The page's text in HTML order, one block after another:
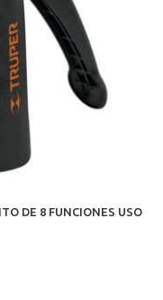
DE 8 FUNCIONES USO